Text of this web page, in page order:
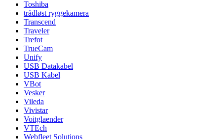
Toshiba
trådløst ryggekamera
Transcend
Traveler
Trefot
TrueCam
Unify
USB Datakabel
USB Kabel
VBot
Vesker
Vileda
Vivistar
Voitglaender
VTEch
Webfleet Solutions